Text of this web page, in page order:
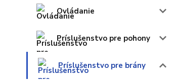
Ovládanie
Príslušenstvo pre pohony
Príslušenstvo pre brány